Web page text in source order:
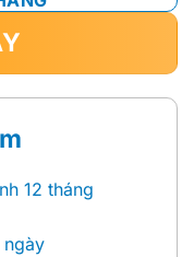
12 tháng
ngày